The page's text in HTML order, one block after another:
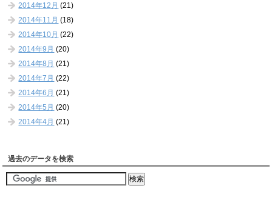
2014年12月 (21)
2014年11月 (18)
2014年10月 (22)
2014年9月 (20)
2014年8月 (21)
2014年7月 (22)
2014年6月 (21)
2014年5月 (20)
2014年4月 (21)
過去のデータを検索